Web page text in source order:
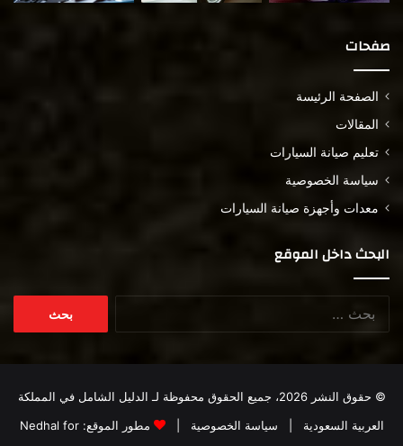
صفحات
الصفحة الرئيسة
المقالات
تعليم صيانة السيارات
سياسة الخصوصية
معدات وأجهزة صيانة السيارات
البحث داخل الموقع
© حقوق النشر 2026، جميع الحقوق محفوظة لـ
الدليل الشامل في المملكة
العربية السعودية
سياسة الخصوصية | مطور الموقع:Nedhal for